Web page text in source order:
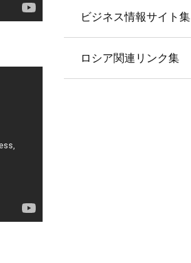
ビジネス情報サイト集
ロシア関連リンク集